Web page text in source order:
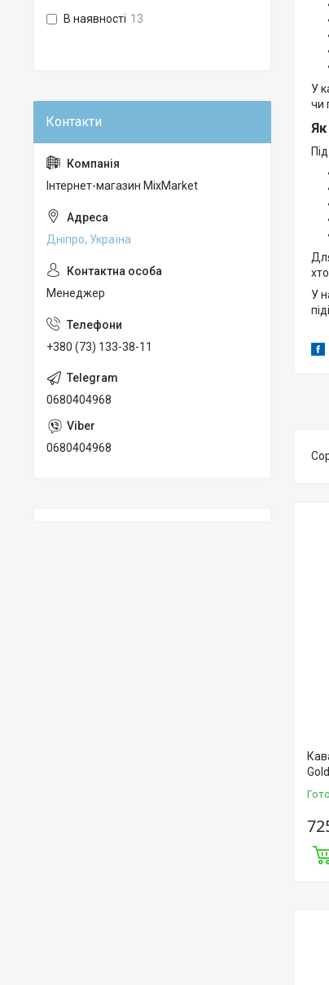
У
чи
У
В наявності 13
Інтернет-магазин MixMarket
Дніпро, Україна
Менеджер
+380 (73) 133-38-11
0680404968
0680404968